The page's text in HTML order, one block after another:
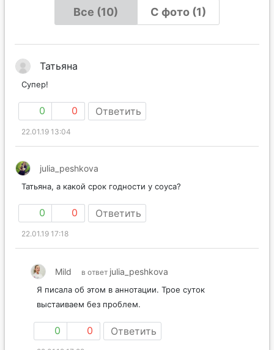
Все (10)
С фото (1)
Татьяна
Супер!
0 0 Ответить
22.01.19 13:04
julia_peshkova
Татьяна, а какой срок годности у соуса?
0 0 Ответить
22.01.19 17:18
Mild в ответ julia_peshkova
Я писала об этом в аннотации. Трое суток
выстаиваем без проблем.
0 0 Ответить